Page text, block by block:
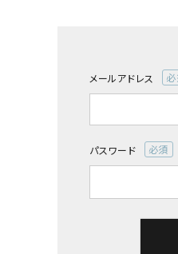
詳しい条件から探す
メールアドレス
(必
パスワード
(必